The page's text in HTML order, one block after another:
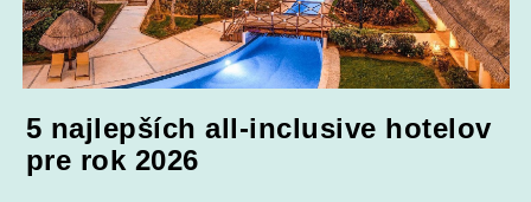
5 najlepších all-inclusive hotelov
pre rok 2026